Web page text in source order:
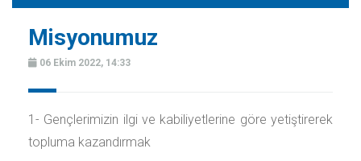
Misyonumuz
06 Ekim 2022, 14:33
1- Gençlerimizin ilgi ve kabiliyetlerine göre yetiştirerek
topluma kazandırmak